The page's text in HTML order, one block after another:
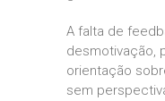
A falta de
desmotivação,
orientação
sem